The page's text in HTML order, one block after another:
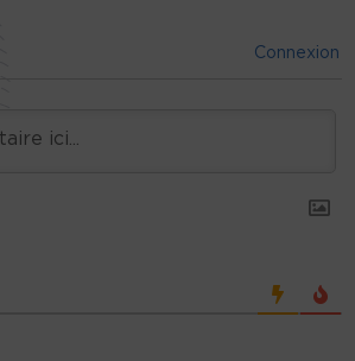
Connexion